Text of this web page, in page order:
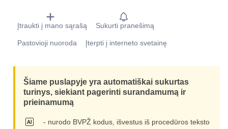
Procurement Detail Actions Portlet
Įtraukti į mano sąrašą Sukurti pranešimą
Pastovioji nuoroda Įterpti į interneto svetainę
Šiame puslapyje yra automatiškai sukurtas
turinys, siekiant pagerinti surandamumą ir
prieinamumą
- nurodo BVPŽ kodus, išvestus iš procedūros teksto